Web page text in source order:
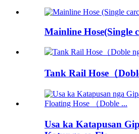
Mainline Hose(Single
Tank Rail Hose（
Usa ka Katapusan